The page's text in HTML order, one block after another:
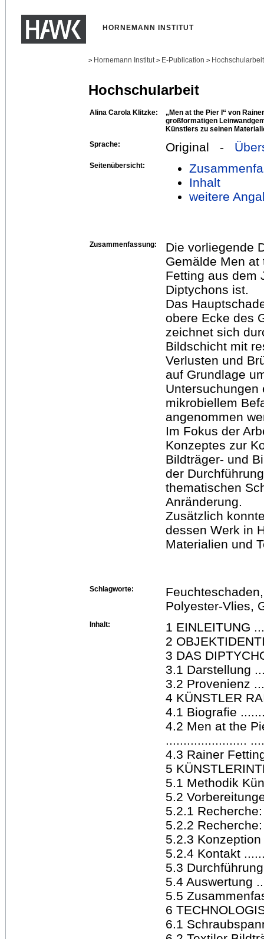
HORNEMANN INSTITUT
> Hornemann Institut > E-Publication >
Hochschularbeit
Alina Carola Klitzke:
„Men at the Pier I“ von
großformatigen
Künstlers zu seinen
Sprache:
Original -
Seitenübersicht:
Inhalt
weitere
Zusammenfassung:
Die vorliegende
Gemälde Men
Fetting aus dem
Diptychons ist.
Das
obere Ecke des
zeichnet sich
Bildschicht mit
Verlusten und
auf Grundlage
Untersuchungen
mikrobiellem
angenommen
Im Fokus der
Konzeptes zur
Bildträger- und
der
thematischen
Anränderung.
Zusätzlich
dessen Werk in
Materialien und
Schlagworte:
Polyester-Vlies,
Inhalt:
1 EINLEITUNG
2
3 DAS
3.1 Darstellung
3.2 Provenienz
4 KÜNSTLER
4.1 Biografie
4.2 Men at the
.......................
4.3 Rainer
5
5.1 Methodik
5.2
5.2.1
5.2.2
5.2.3
5.2.4 Kontakt
5.3
5.4 Auswertung
5.5
6
6.1